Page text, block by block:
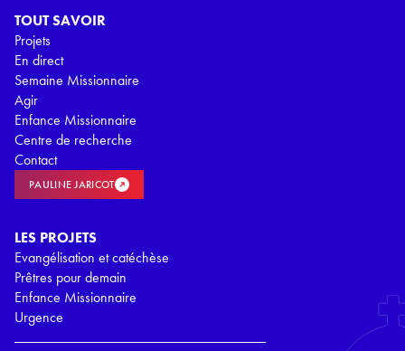
TOUT SAVOIR
Projets
En direct
Semaine Missionnaire
Agir
Enfance Missionnaire
Centre de recherche
Contact
PAULINE JARICOT
LES PROJETS
Evangélisation et catéchèse
Prêtres pour demain
Enfance Missionnaire
Urgence